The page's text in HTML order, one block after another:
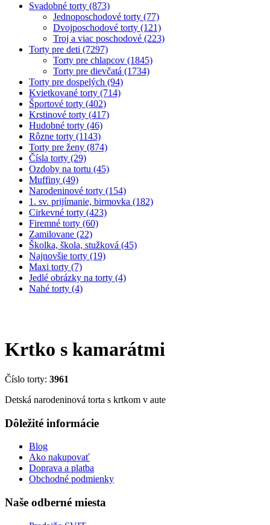
Svadobné torty (873)
Jednoposchodové torty (77)
Dvojposchodové torty (121)
Troj a viac poschodové (223)
Torty pre deti (7297)
Torty pre chlapcov (1845)
Torty pre dievčatá (1734)
Torty pre dospelých (94)
Kvietkované torty (714)
Športové torty (402)
Krstinové torty (417)
Hudobné torty (46)
Rôzne torty (1143)
Torty pre ženy (874)
Čísla torty (29)
Ozdoby na tortu (45)
Muffiny (49)
Narodeninové torty (154)
1. sv. prijímanie, birmovka (182)
Cirkevné torty (423)
Firemné torty (60)
Zamilovane (22)
Školka, škola, stužková (45)
Najnovšie torty (19)
Maxi torty (7)
Jedlé obrázky na torty (4)
Nahé torty (4)
Krtko s kamarátmi
Číslo torty: 3961
Detská narodeninová torta s krtkom v aute
Dôležité informácie
Blog
Ako nakupovať
Doprava a platba
Obchodné podmienky
Naše odberné miesta